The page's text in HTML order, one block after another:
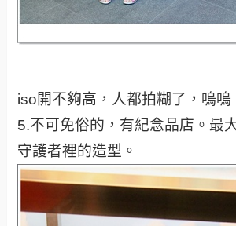
iso開不夠高，人都拍糊了，嗚嗚
5.不可免俗的，有紀念品店。最
守護者裡的造型。